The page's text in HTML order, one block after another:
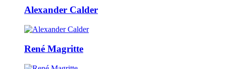
Alexander Calder
René Magritte